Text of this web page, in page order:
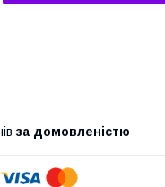
за домовленістю